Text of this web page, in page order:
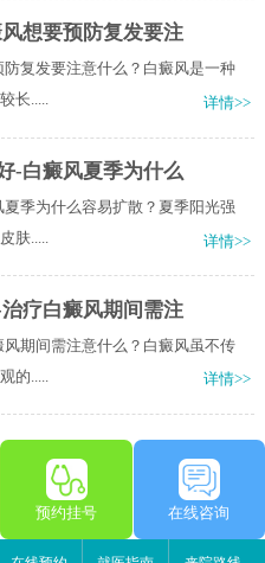
想要预防复发要注
复发要注意什么？白癜风是一种
长.....
详情>>
-白癜风夏季为什么
季为什么容易扩散？夏季阳光强
肤.....
详情>>
疗白癜风期间需注
期间需注意什么？白癜风虽不传
的.....
详情>>
预约挂号 在线咨询